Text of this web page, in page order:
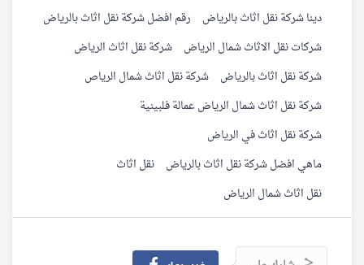
دينا شركة نقل اثاث بالرياض
رقم افضل شركة نقل اثاث بالرياض
شركات نقل الاثاث شمال الرياض شركة نقل اثاث الرياض
شركة نقل اثاث بالرياض شركة نقل اثاث شمال الرياص
شركة نقل اثاث شمال الرياض عمالة فلبينية
شركة نقل اثاث في الرياض
ماهي افضل شركة نقل اثاث بالرياض نقل اثاث
نقل اثاث شمال الرياض